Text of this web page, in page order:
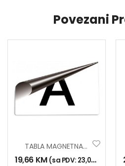
Povezani
TABLA MAGNETNA A
19,66 KM (sa PDV: 23,00